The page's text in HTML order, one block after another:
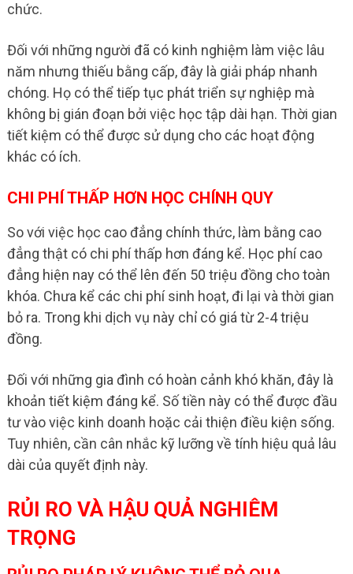
chức.
Đối với những người đã có kinh nghiệm làm việc lâu
năm nhưng thiếu bằng cấp, đây là giải pháp nhanh
chóng. Họ có thể tiếp tục phát triển sự nghiệp mà
không bị gián đoạn bởi việc học tập dài hạn. Thời gian
tiết kiệm có thể được sử dụng cho các hoạt động
khác có ích.
CHI PHÍ THẤP HƠN HỌC CHÍNH QUY
So với việc học cao đẳng chính thức, làm bằng cao
đẳng thật có chi phí thấp hơn đáng kể. Học phí cao
đẳng hiện nay có thể lên đến 50 triệu đồng cho toàn
khóa. Chưa kể các chi phí sinh hoạt, đi lại và thời gian
bỏ ra. Trong khi dịch vụ này chỉ có giá từ 2-4 triệu
đồng.
Đối với những gia đình có hoàn cảnh khó khăn, đây là
khoản tiết kiệm đáng kể. Số tiền này có thể được đầu
tư vào việc kinh doanh hoặc cải thiện điều kiện sống.
Tuy nhiên, cần cân nhắc kỹ lưỡng về tính hiệu quả lâu
dài của quyết định này.
RỦI RO VÀ HẬU QUẢ NGHIÊM
TRỌNG